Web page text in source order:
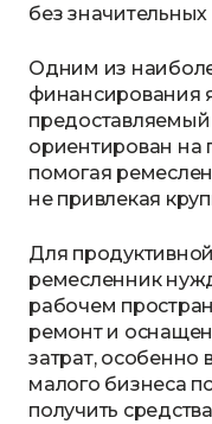
без
Одним из
финансирования
ориентирован на
помогая
не привлекая
Для
ремесленник
рабочем
ремонт и
затрат, особенно
малого бизнеса
получить